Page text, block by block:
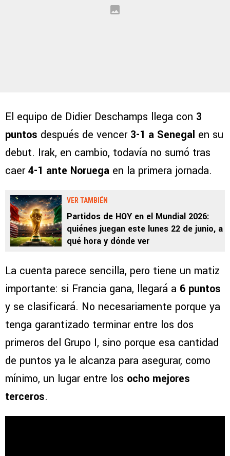
El equipo de Didier Deschamps llega con 3
puntos después de vencer 3-1 a Senegal en su
debut. Irak, en cambio, todavía no sumó tras
caer4-1 ante Noruega en la primera jornada.
VER TAMBIÉN
Partidos de HOY en el Mundial 2026:
quiénes juegan este lunes 22 de junio, a
qué hora y dónde ver
La cuenta parece sencilla, pero tiene un matiz
importante: si Francia gana, llegará a 6 puntos
y se clasificará. No necesariamente porque ya
tenga garantizado terminar entre los dos
primeros del Grupo I, sino porque esa cantidad
de puntos ya le alcanza para asegurar, como
mínimo, un lugar entre los ocho mejores
terceros.